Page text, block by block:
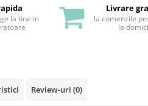
la tine in
Livrare
la comenzile
la
Review-uri (0)